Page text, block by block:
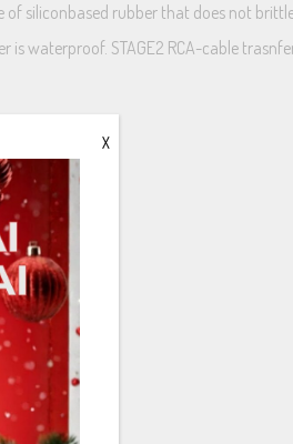
siliconbased rubber that does not
waterproof. STAGE2 RCA-cable
X